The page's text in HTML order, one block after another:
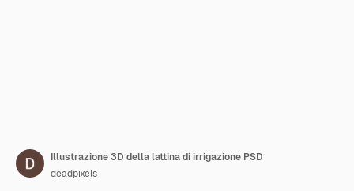
Illustrazione 3D della lattina di irrigazione PSD
deadpixels